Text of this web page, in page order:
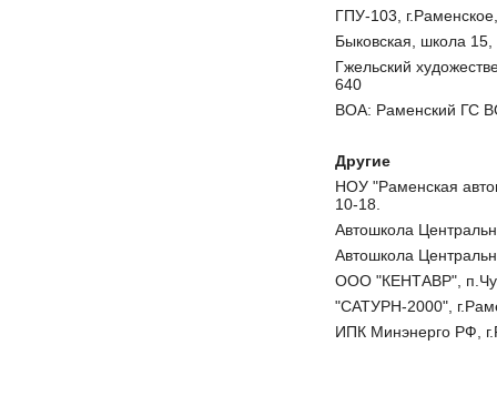
ГПУ-103,
Быковская, школа
Гжельский
640
ВОА: Раменский ГС
Другие
НОУ "Раменская
10-18.
Автошкола
Автошкола
ООО "КЕНТАВР",
"САТУРН-2000",
ИПК Минэнерго РФ,